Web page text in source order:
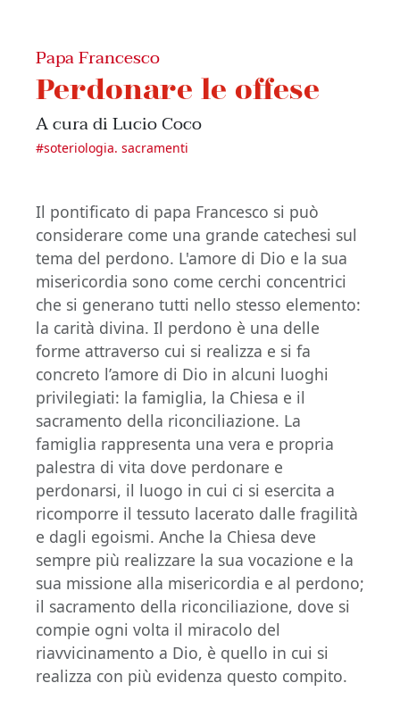
Papa Francesco
Perdonare le offese
A cura di Lucio Coco
#soteriologia. sacramenti
Il pontificato di papa Francesco si può
considerare come una grande catechesi sul
tema del perdono. L'amore di Dio e la sua
misericordia sono come cerchi concentrici
che si generano tutti nello stesso elemento:
la carità divina. Il perdono è una delle
forme attraverso cui si realizza e si fa
concreto l’amore di Dio in alcuni luoghi
privilegiati: la famiglia, la Chiesa e il
sacramento della riconciliazione. La
famiglia rappresenta una vera e propria
palestra di vita dove perdonare e
perdonarsi, il luogo in cui ci si esercita a
ricomporre il tessuto lacerato dalle fragilità
e dagli egoismi. Anche la Chiesa deve
sempre più realizzare la sua vocazione e la
sua missione alla misericordia e al perdono;
il sacramento della riconciliazione, dove si
compie ogni volta il miracolo del
riavvicinamento a Dio, è quello in cui si
realizza con più evidenza questo compito.